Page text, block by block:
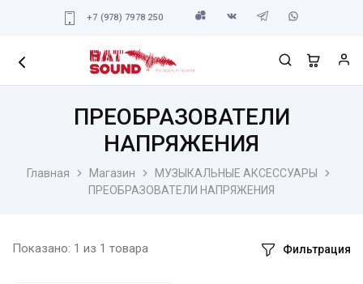
+7 (978) 7978 250
Главная Магазин
МУЗЫКАЛЬНЫЕ АКСЕССУАРЫ
ПРЕОБРАЗОВАТЕЛИ НАПРЯЖЕНИЯ
ПРЕОБРАЗОВАТЕЛИ
НАПРЯЖЕНИЯ
Показано: 1 из 1 товара Фильтрация